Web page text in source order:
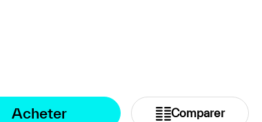
Acheter Comparer